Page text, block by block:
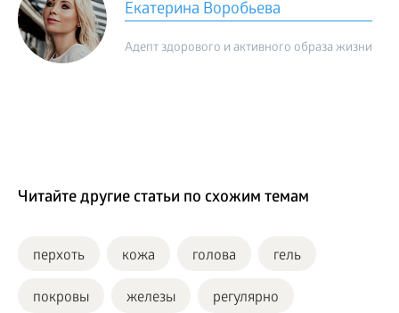
Екатерина Воробьева
Адепт здорового и активного образа жизни
Читайте другие статьи по схожим темам
перхоть кожа голова гель
покровы железы регулярно